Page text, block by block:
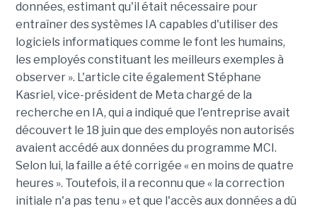
données, estimant qu'il était nécessaire pour
entraîner des systèmes IA capables d'utiliser des
logiciels informatiques comme le font les humains,
les employés constituant les meilleurs exemples à
observer ». L'article cite également Stéphane
Kasriel, vice-président de Meta chargé de la
recherche en IA, qui a indiqué que l'entreprise avait
découvert le 18 juin que des employés non autorisés
avaient accédé aux données du programme MCI.
Selon lui, la faille a été corrigée « en moins de quatre
heures ». Toutefois, il a reconnu que « la correction
initiale n'a pas tenu » et que l'accès aux données a dû